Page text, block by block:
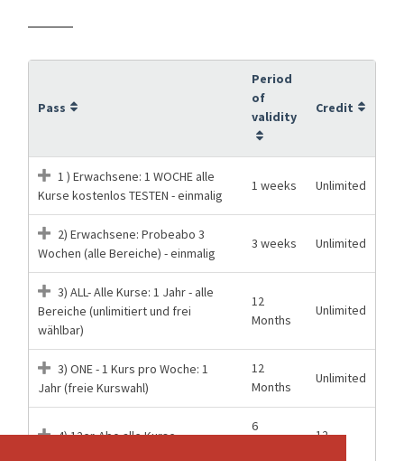
Pass
Period
of
validity
Credit
1 ) Erwachsene: 1 WOCHE alle
Kurse kostenlos TESTEN - einmalig
1 weeks Unlimited
2) Erwachsene: Probeabo 3
Wochen (alle Bereiche) - einmalig
3 weeks Unlimited
3) ALL- Alle Kurse: 1 Jahr - alle
Bereiche (unlimitiert und frei
wählbar)
12
Months
Unlimited
3) ONE - 1 Kurs pro Woche: 1
Jahr (freie Kurswahl)
12
Months
Unlimited
4) 12er-Abo alle Kurse
6
12